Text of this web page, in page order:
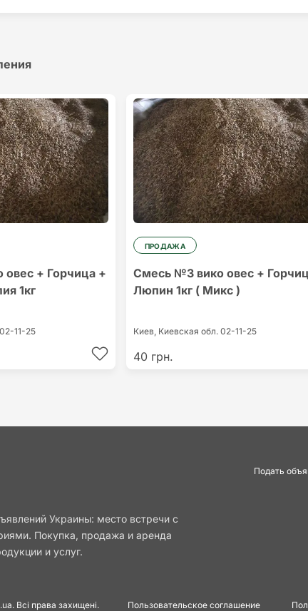
+ Горчица +
1кг
02-11-25
ПРОДАЖА
Смесь №3 вико овес +
Люпин 1кг ( Микс )
Киев, Киевская обл. 02-11-25
40 грн.
Украины: место встречи с
Покупка, продажа и аренда
и услуг.
Подать
Всі права захищені. Пользовательское соглашение